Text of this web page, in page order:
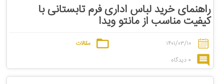
راهنمای خرید لباس اداری فرم تابستانی با
کیفیت مناسب از مانتو ویدا
۱۴۰۱/۰۳/۱۰
مقالات
0 دیدگاه